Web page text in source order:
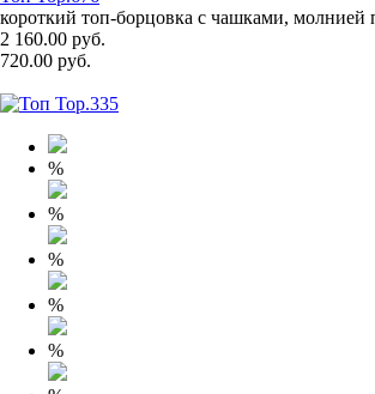
короткий топ-борцовка с чашками, молнией
2 160.00 руб.
720.00 руб.
%
%
%
%
%